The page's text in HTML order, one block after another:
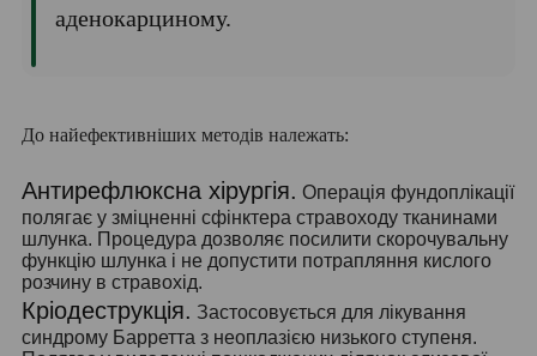
аденокарциному.
До найефективніших методів належать:
Антирефлюксна хірургія. Операція фундоплікації
полягає у зміцненні сфінктера стравоходу тканинами
шлунка. Процедура дозволяє посилити скорочувальну
функцію шлунка і не допустити потрапляння кислого
розчину в стравохід.
Кріодеструкція. Застосовується для лікування
синдрому Барретта з неоплазією низького ступеня.